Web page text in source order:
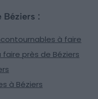
Béziers :
à faire
faire près de Béziers
à Béziers